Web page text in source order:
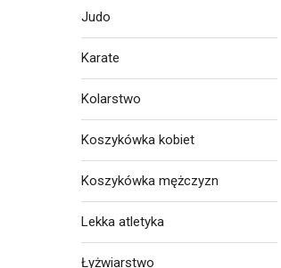
Judo
Karate
Kolarstwo
Koszykówka kobiet
Koszykówka mężczyzn
Lekka atletyka
Łyżwiarstwo